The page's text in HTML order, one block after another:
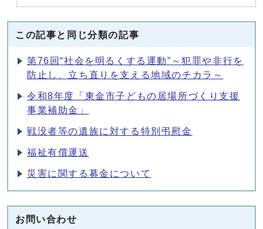
この記事と同じ分類の記事
第76回“社会を明るくする運動”～犯罪や非行を
防止し、立ち直りを支える地域のチカラ～
令和8年度「東金市子どもの居場所づくり支援
事業補助金」
戦没者等の遺族に対する特別弔慰金
福祉有償運送
災害に関する募金について
お問い合わせ